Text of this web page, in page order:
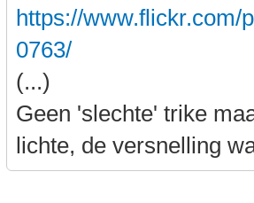
https://www.flickr.com/
0763/
(...)
Geen 'slechte' trike
lichte, de versnelling